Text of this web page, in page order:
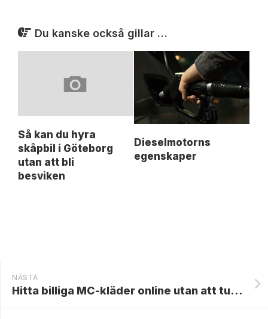
Du kanske också gillar …
Så kan du hyra
skåpbil i Göteborg
utan att bli
besviken
Dieselmotorns
egenskaper
NÄSTA
Hitta billiga MC-kläder online utan att tumma på säkerheten